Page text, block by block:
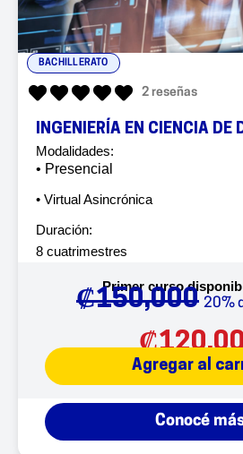
BACHILLERATO
2 reseñas
INGENIERÍA EN CIENCIA DE
Modalidades:
• Presencial
• Virtual Asincrónica
Duración:
8 cuatrimestres
Primer curso
₡150,000 20%
₡
Agregar al
Conocé